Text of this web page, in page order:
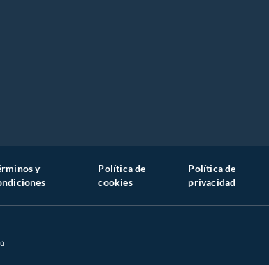
y
Política de
cookies
Política de
privacidad